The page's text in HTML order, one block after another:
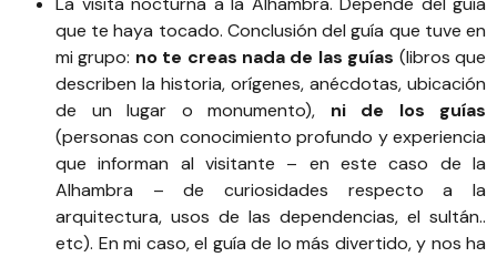
que te haya tocado. Conclusión del guía que tuve en
mi grupo: no te creas nada de las guías (libros que
describen la historia, orígenes, anécdotas, ubicación
de un lugar o monumento), ni de los guías
(personas con conocimiento profundo y experiencia
que informan al visitante – en este caso de la
Alhambra – de curiosidades respecto a la
arquitectura, usos de las dependencias, el sultán..
etc). En mi caso, el guía de lo más divertido, y nos ha